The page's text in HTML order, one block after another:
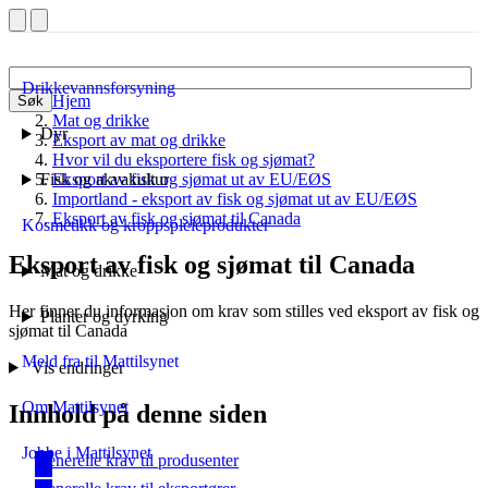
Søk
Drikkevannsforsyning
Dyr
Fisk og akvakultur
Kosmetikk og kroppspleieprodukter
Mat og drikke
Planter og dyrking
Meld fra til Mattilsynet
Om Mattilsynet
Jobbe i Mattilsynet
Hjem
Mat og drikke
Eksport av mat og drikke
Hvor vil du eksportere fisk og sjømat?
Eksport av fisk og sjømat ut av EU/EØS
Importland - eksport av fisk og sjømat ut av EU/EØS
Eksport av fisk og sjømat til Canada
Eksport av fisk og sjømat til Canada
Her finner du informasjon om krav som stilles ved eksport av fisk og
sjømat til Canada
Vis endringer
Innhold på denne siden
Generelle krav til produsenter